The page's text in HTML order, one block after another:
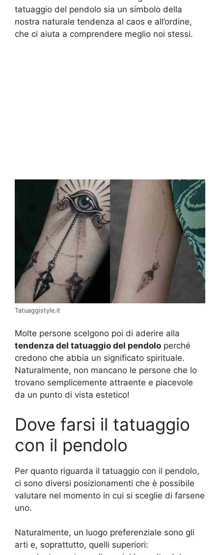
tatuaggio del pendolo sia un simbolo della
nostra naturale tendenza al caos e all’ordine,
che ci aiuta a comprendere meglio noi stessi.
Tatuaggistyle.it
Molte persone scelgono poi di aderire alla
tendenza del tatuaggio del pendolo perché
credono che abbia un significato spirituale.
Naturalmente, non mancano le persone che lo
trovano semplicemente attraente e piacevole
da un punto di vista estetico!
Dove farsi il tatuaggio
con il pendolo
Per quanto riguarda il tatuaggio con il pendolo,
ci sono diversi posizionamenti che è possibile
valutare nel momento in cui si sceglie di farsene
uno.
Naturalmente, un luogo preferenziale sono gli
arti e, soprattutto, quelli superiori: